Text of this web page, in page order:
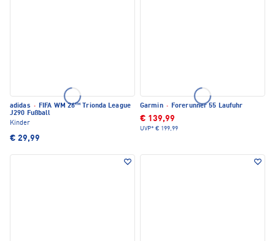
adidas · FIFA WM 26™ Trionda League
J290 Fußball
Kinder
€ 29,99
Garmin · Forerunner 55 Laufuhr
€ 139,99
UVP* € 199,99